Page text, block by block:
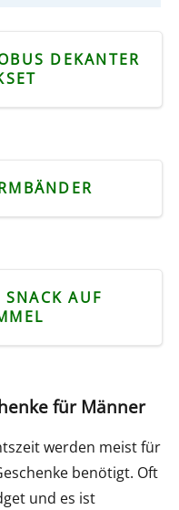
DEKANTER
AUF
für Männer
werden meist für
benötigt. Oft
und es ist